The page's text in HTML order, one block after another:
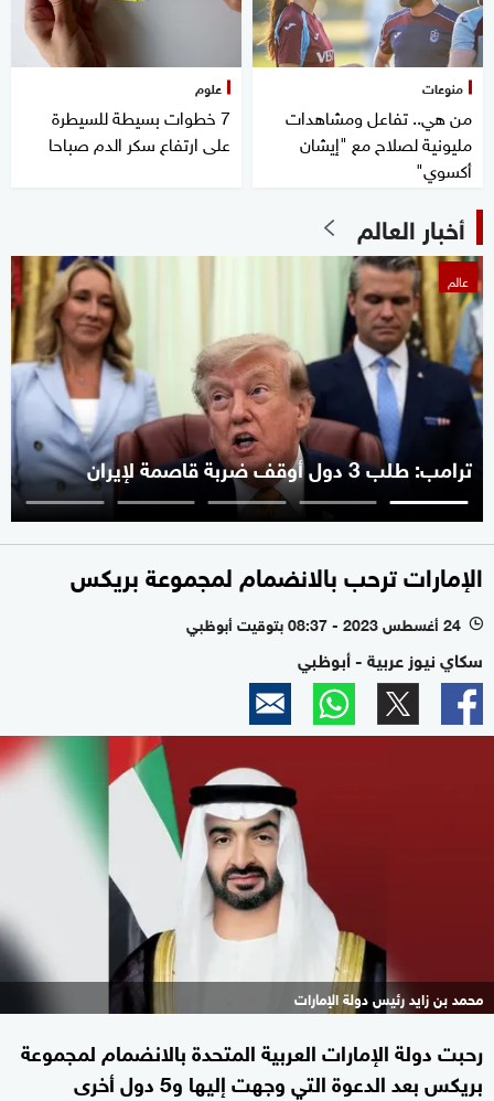
منوعات
من هي.. تفاعل ومشاهدات
مليونية لصلاح مع "إيشان
أكسوي"
علوم
7 خطوات بسيطة للسيطرة
على ارتفاع سكر الدم صباحا
أخبار العالم
عالم
ترامب: طلب 3 دول أوقف ضربة قاصمة لإيران
الإمارات ترحب بالانضمام لمجموعة بريكس
l 24 أغسطس 2023 - 08:37 بتوقيت أبوظبي
سكاي نيوز عربية - أبوظبي
محمد بن زايد رئيس دولة الإمارات
رحبت دولة الإمارات العربية المتحدة بالانضمام لمجموعة
بريكس بعد الدعوة التي وجهت إليها و5 دول أخرى